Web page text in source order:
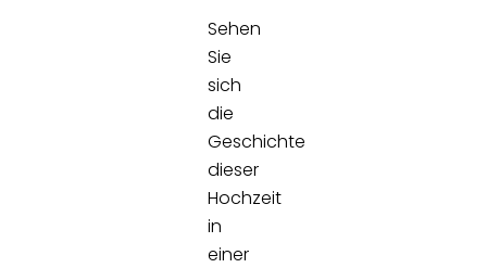
Sehen
Sie
sich
die
Geschichte
dieser
Hochzeit
in
einer